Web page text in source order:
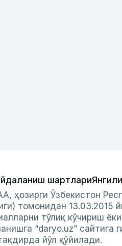
шартлари
ҳозирги Ўзбекистон
томонидан 13.03.2015
тўлиқ кўчириш
“daryo.uz” сайтига
йўл қўйилади.